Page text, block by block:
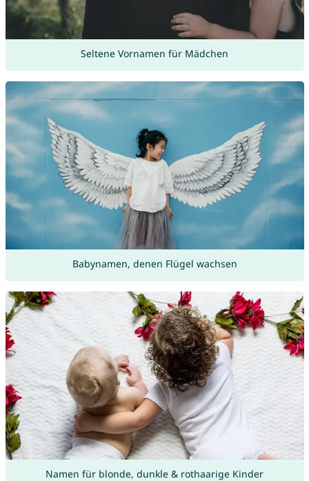
Seltene Vornamen für Mädchen
Babynamen, denen Flügel wachsen
Namen für blonde, dunkle & rothaarige Kinder